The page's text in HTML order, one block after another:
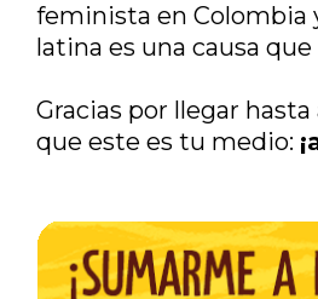
feminista en Colombia
latina es una causa
Gracias por llegar
que este es tu medio: